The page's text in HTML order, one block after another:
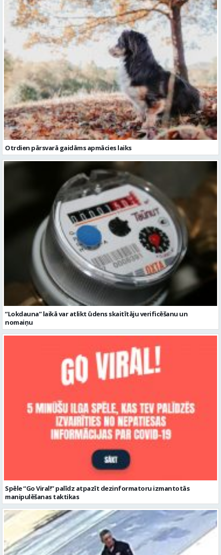
Otrdien pārsvarā gaidāms apmācies laiks
“Lokdauna” laikā var atlikt ūdens skaitītāju verificēšanu un
nomaiņu
Spēle “Go Viral!” palīdz atpazīt dezinformatoru izmantotās
manipulēšanas taktikas